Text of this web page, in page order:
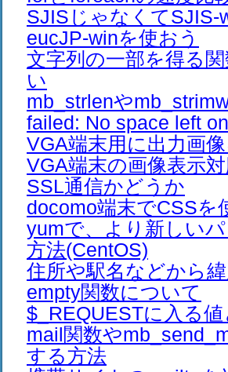
SJISじゃなくてSJIS-
eucJP-winを使おう
文字列の一部を得る
い
mb_strlenや
failed: No space left
VGA端末用に出力画
VGA端末の画像表示
SSL通信かどうか
docomo端末でCSSを
yumで、より新しい
方法(CentOS)
住所や駅名などから
empty関数について
$_REQUESTに入る
mail関数や
する方法